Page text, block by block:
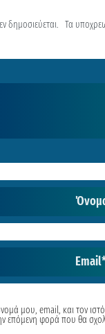
δημοσιεύεται. Τα
Email
μου, email, και τον
επόμενη φορά που θα